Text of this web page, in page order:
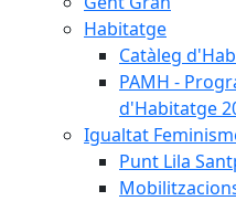
Habitatge
Catàleg
PAMH -
d'Habitatge
Igualtat
Punt Lila